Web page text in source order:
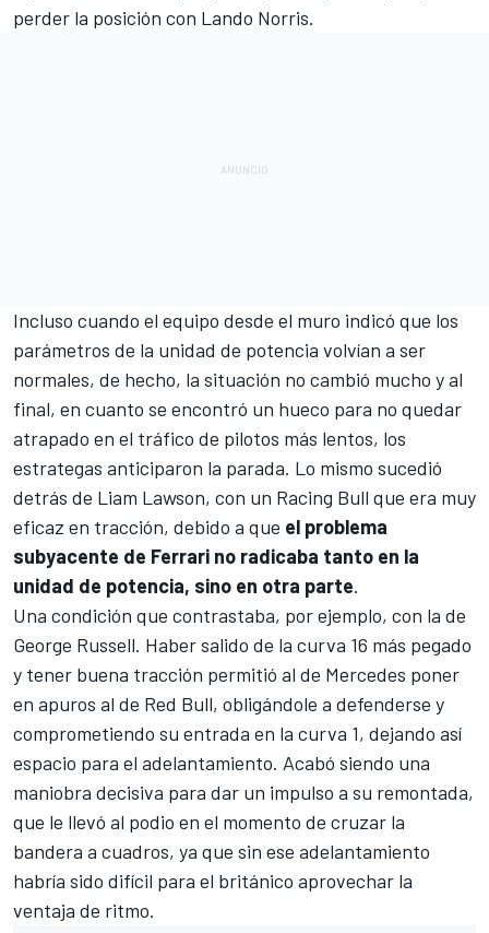
perder la posición con Lando Norris.
Incluso cuando el equipo desde el muro indicó que los
parámetros de la unidad de potencia volvían a ser
normales, de hecho, la situación no cambió mucho y al
final, en cuanto se encontró un hueco para no quedar
atrapado en el tráfico de pilotos más lentos, los
estrategas anticiparon la parada. Lo mismo sucedió
detrás de Liam Lawson, con un Racing Bull que era muy
eficaz en tracción, debido a que el problema
subyacente de Ferrari no radicaba tanto en la
unidad de potencia, sino en otra parte.
Una condición que contrastaba, por ejemplo, con la de
George Russell. Haber salido de la curva 16 más pegado
y tener buena tracción permitió al de Mercedes poner
en apuros al de Red Bull, obligándole a defenderse y
comprometiendo su entrada en la curva 1, dejando así
espacio para el adelantamiento. Acabó siendo una
maniobra decisiva para dar un impulso a su remontada,
que le llevó al podio en el momento de cruzar la
bandera a cuadros, ya que sin ese adelantamiento
habría sido difícil para el británico aprovechar la
ventaja de ritmo.